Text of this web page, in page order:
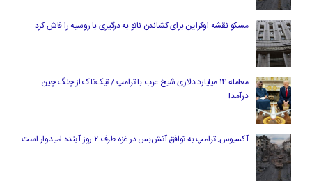
مسکو نقشه اوکراین برای کشاندن ناتو به درگیری با روسیه را فاش کرد
معامله ۱۴ میلیارد دلاری شیخ عرب با ترامپ / تیک‌تاک از چنگ چین
درآمد!
آکسیوس: ترامپ به توافق آتش‌بس در غزه ظرف ۲ روز آینده امیدوار است